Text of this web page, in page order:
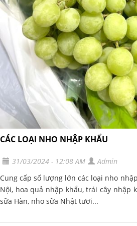
CÁC LOẠI NHO NHẬP KHẨU
31/03/2024 - 12:08 AM
Admin
Cung cấp số lượng lớn các loại nho
Nội, hoa quả nhập khẩu, trái cây nhập
sữa Hàn, nho sữa Nhật tươi...